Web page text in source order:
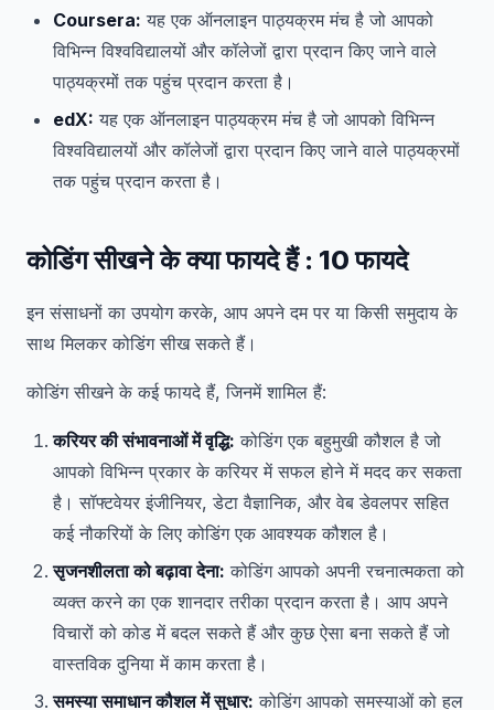
Coursera: यह एक ऑनलाइन पाठ्यक्रम मंच है जो आपको
विभिन्न विश्वविद्यालयों और कॉलेजों द्वारा प्रदान किए जाने वाले
पाठ्यक्रमों तक पहुंच प्रदान करता है।
edX: यह एक ऑनलाइन पाठ्यक्रम मंच है जो आपको विभिन्न
विश्वविद्यालयों और कॉलेजों द्वारा प्रदान किए जाने वाले पाठ्यक्रमों
तक पहुंच प्रदान करता है।
कोडिंगसीखने के क्या फायदे हैं: 10फायदे
इन संसाधनों का उपयोग करके, आप अपने दम पर या किसी समुदाय के
साथ मिलकर कोडिंग सीख सकते हैं।
कोडिंग सीखने के कई फायदे हैं, जिनमें शामिल हैं:
करियर की संभावनाओं में वृद्धि: कोडिंग एक बहुमुखी कौशल है जो
आपको विभिन्न प्रकार के करियर में सफल होने में मदद कर सकता
है। सॉफ्टवेयर इंजीनियर, डेटा वैज्ञानिक, और वेब डेवलपर सहित
कई नौकरियों के लिए कोडिंग एक आवश्यक कौशल है।
सृजनशीलता को बढ़ावा देना: कोडिंग आपको अपनी रचनात्मकता को
व्यक्त करने का एक शानदार तरीका प्रदान करता है। आप अपने
विचारों को कोड में बदल सकते हैं और कुछ ऐसा बना सकते हैं जो
वास्तविक दुनिया में काम करता है।
समस्या समाधान कौशल में सुधार: कोडिंग आपको समस्याओं को हल